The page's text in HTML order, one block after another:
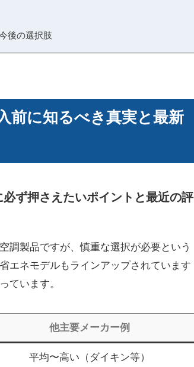
後の選択肢
前に知るべき真実と最新
ず押さえたいポイントと最近の評
調製品ですが、慎重な選択が必要という
エネモデルもラインアップされています
ています。
他主要メーカー例
平均〜高い（ダイキン等）